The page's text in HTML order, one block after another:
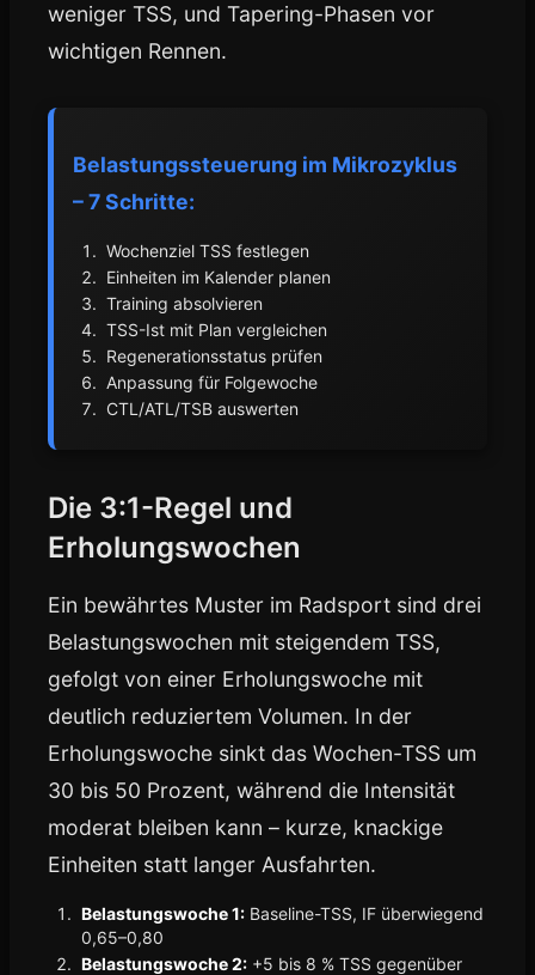
weniger TSS, und Tapering-Phasen vor
wichtigen Rennen.
Belastungssteuerung im Mikrozyklus
– 7 Schritte:
Wochenziel TSS festlegen
Einheiten im Kalender planen
Training absolvieren
TSS-Ist mit Plan vergleichen
Regenerationsstatus prüfen
Anpassung für Folgewoche
CTL/ATL/TSB auswerten
Die 3:1-Regel und
Erholungswochen
Ein bewährtes Muster im Radsport sind drei
Belastungswochen mit steigendem TSS,
gefolgt von einer Erholungswoche mit
deutlich reduziertem Volumen. In der
Erholungswoche sinkt das Wochen-TSS um
30 bis 50 Prozent, während die Intensität
moderat bleiben kann – kurze, knackige
Einheiten statt langer Ausfahrten.
Belastungswoche 1: Baseline-TSS, IF überwiegend
0,65–0,80
Belastungswoche 2: +5 bis 8 % TSS gegenüber